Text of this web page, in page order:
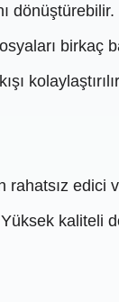
dönüştürebilir.
birkaç
rahatsız edici
kaliteli